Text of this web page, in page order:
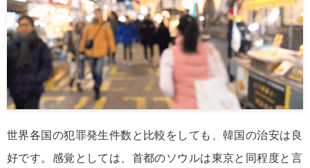
世界各国の犯罪発生件数と比較をしても、韓国の治安は良
好です。感覚としては、首都のソウルは東京と同程度と言